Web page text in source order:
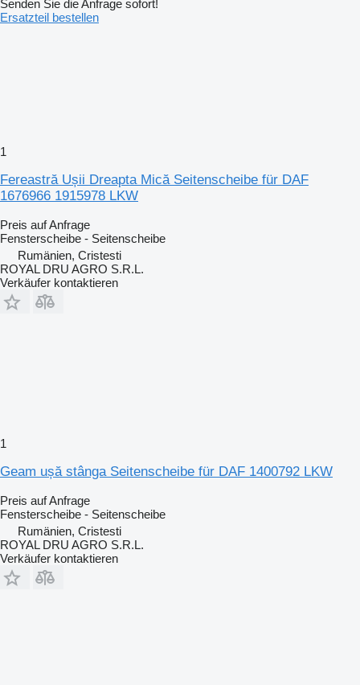
Senden Sie die Anfrage sofort!
Ersatzteil bestellen
1
Fereastră Ușii Dreapta Mică Seitenscheibe für DAF
1676966 1915978 LKW
Preis auf Anfrage
Fensterscheibe - Seitenscheibe
Rumänien, Cristesti
ROYAL DRU AGRO S.R.L.
Verkäufer kontaktieren
1
Geam ușă stânga Seitenscheibe für DAF 1400792 LKW
Preis auf Anfrage
Fensterscheibe - Seitenscheibe
Rumänien, Cristesti
ROYAL DRU AGRO S.R.L.
Verkäufer kontaktieren